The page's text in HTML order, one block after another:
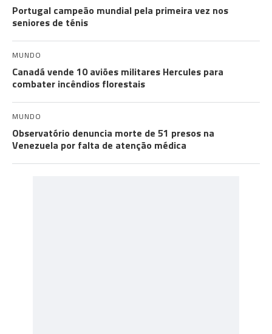
Portugal campeão mundial pela primeira vez nos
seniores de ténis
MUNDO
Canadá vende 10 aviões militares Hercules para
combater incêndios florestais
MUNDO
Observatório denuncia morte de 51 presos na
Venezuela por falta de atenção médica